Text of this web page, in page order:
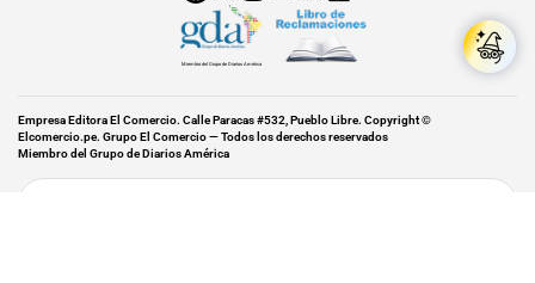
Miembro del Grupo de Diarios América
Empresa Editora El Comercio. Calle Paracas #532, Pueblo Libre. Copyright ©
Elcomercio.pe. Grupo El Comercio — Todos los derechos reservados
Miembro del Grupo de Diarios América